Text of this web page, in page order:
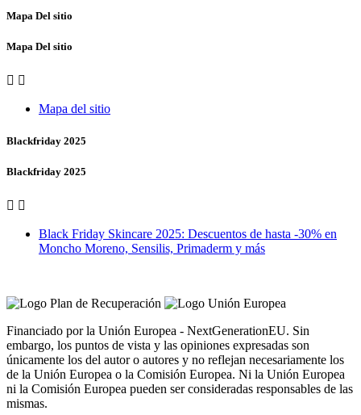
Mapa Del sitio
Mapa Del sitio
 
Mapa del sitio
Blackfriday 2025
Blackfriday 2025
 
Black Friday Skincare 2025: Descuentos de hasta -30% en
Moncho Moreno, Sensilis, Primaderm y más
Financiado por la Unión Europea - NextGenerationEU. Sin
embargo, los puntos de vista y las opiniones expresadas son
únicamente los del autor o autores y no reflejan necesariamente los
de la Unión Europea o la Comisión Europea. Ni la Unión Europea
ni la Comisión Europea pueden ser consideradas responsables de las
mismas.